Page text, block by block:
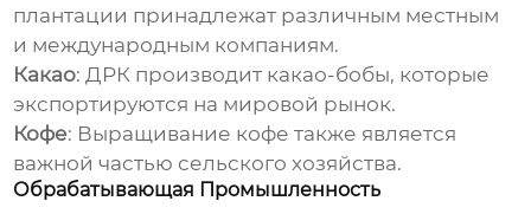
плантации принадлежат различным местным
и международным компаниям.
Какао: ДРК производит какао-бобы, которые
экспортируются на мировой рынок.
Кофе: Выращивание кофе также является
важной частью сельского хозяйства.
Обрабатывающая Промышленность